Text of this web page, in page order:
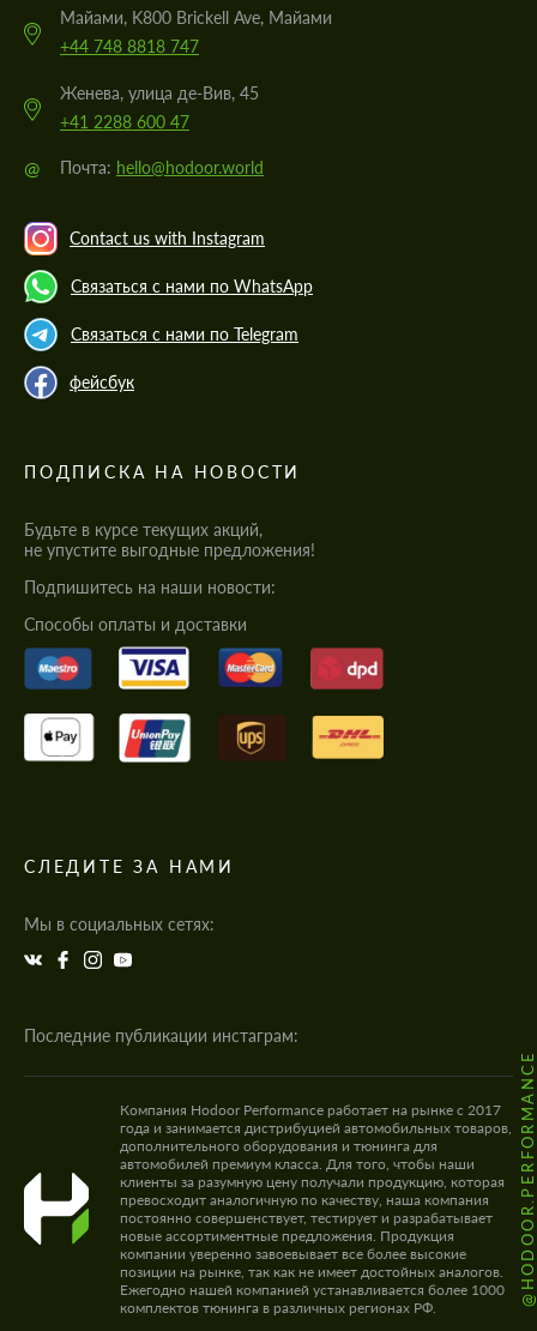
Майами, K800 Brickell Ave, Майами
+44 748 8818 747
Женева, улица де-Вив, 45
+41 2288 600 47
@ Почта: hello@hodoor.world
Contact us with Instagram
Связаться с нами по WhatsApp
Связаться с нами по Telegram
фейсбук
ПОДПИСКА НА НОВОСТИ
Будьте в курсе текущих акций,
не упустите выгодные предложения!
Подпишитесь на наши новости:
Cпособы оплаты и доставки
СЛЕДИТЕ ЗА НАМИ
Мы в социальных сетях:
Последние публикации инстаграм:
@HODOOR.PERFORMANCE
Компания Hodoor Performance работает на рынке с 2017
года и занимается дистрибуцией автомобильных товаров,
дополнительного оборудования и тюнинга для
автомобилей премиум класса. Для того, чтобы наши
клиенты за разумную цену получали продукцию, которая
превосходит аналогичную по качеству, наша компания
постоянно совершенствует, тестирует и разрабатывает
новые ассортиментные предложения. Продукция
компании уверенно завоевывает все более высокие
позиции на рынке, так как не имеет достойных аналогов.
Ежегодно нашей компанией устанавливается более 1000
комплектов тюнинга в различных регионах РФ.